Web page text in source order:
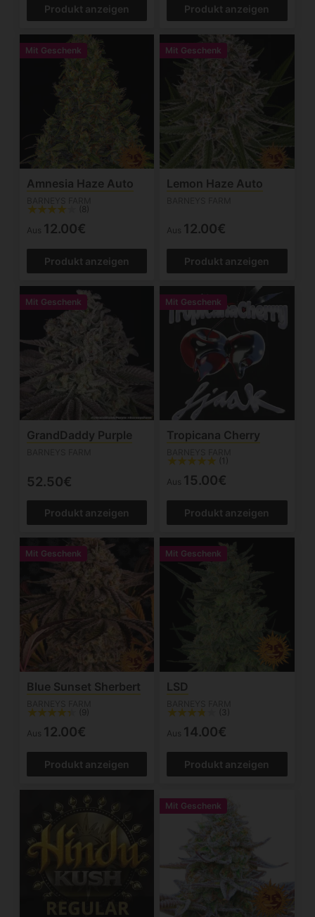
Produkt anzeigen Produkt anzeigen
Mit Geschenk
Amnesia Haze Auto
(8)
Aus 12.00€
Produkt anzeigen
Mit Geschenk
Lemon Haze Auto
Aus 12.00€
Produkt anzeigen
Mit Geschenk
GrandDaddy Purple
52.50€
Produkt anzeigen
Mit Geschenk
Tropicana Cherry
(1)
Aus 15.00€
Produkt anzeigen
Mit Geschenk
Blue Sunset Sherbert
(9)
Aus 12.00€
Produkt anzeigen
Mit Geschenk
LSD
(3)
Aus 14.00€
Produkt anzeigen
Mit Geschenk